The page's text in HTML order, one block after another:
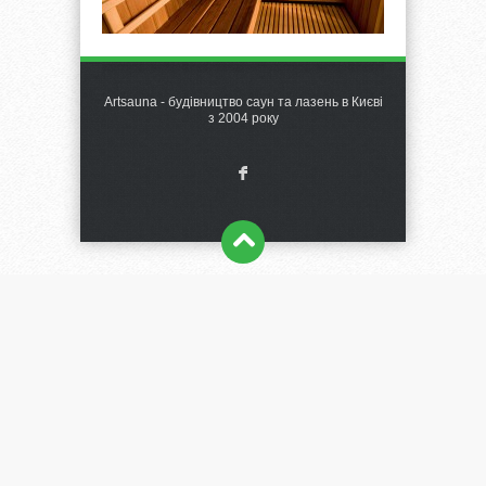
Artsauna - будівництво саун та лазень в Києві
з 2004 року
F